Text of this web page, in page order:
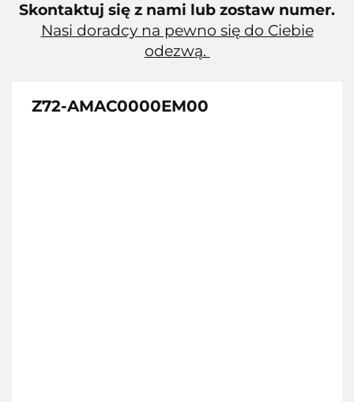
Skontaktuj się z nami lub zostaw numer.
Nasi doradcy na pewno się do Ciebie
odezwą.
Z72-AMAC0000EM00